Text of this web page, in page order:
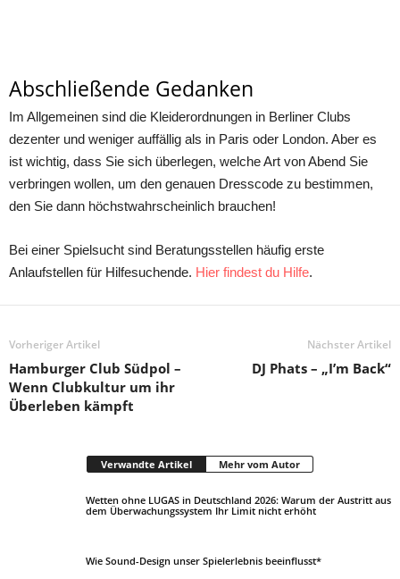
Abschließende Gedanken
Im Allgemeinen sind die Kleiderordnungen in Berliner Clubs
dezenter und weniger auffällig als in Paris oder London. Aber es
ist wichtig, dass Sie sich überlegen, welche Art von Abend Sie
verbringen wollen, um den genauen Dresscode zu bestimmen,
den Sie dann höchstwahrscheinlich brauchen!
Bei einer Spielsucht sind Beratungsstellen häufig erste
Anlaufstellen für Hilfesuchende. Hier findest du Hilfe.
Vorheriger Artikel
Hamburger Club Südpol –
Wenn Clubkultur um ihr
Überleben kämpft
Nächster Artikel
DJ Phats – „I’m Back“
Verwandte Artikel Mehr vom Autor
Wetten ohne LUGAS in Deutschland 2026: Warum der Austritt aus
dem Überwachungssystem Ihr Limit nicht erhöht
Wie Sound-Design unser Spielerlebnis beeinflusst*